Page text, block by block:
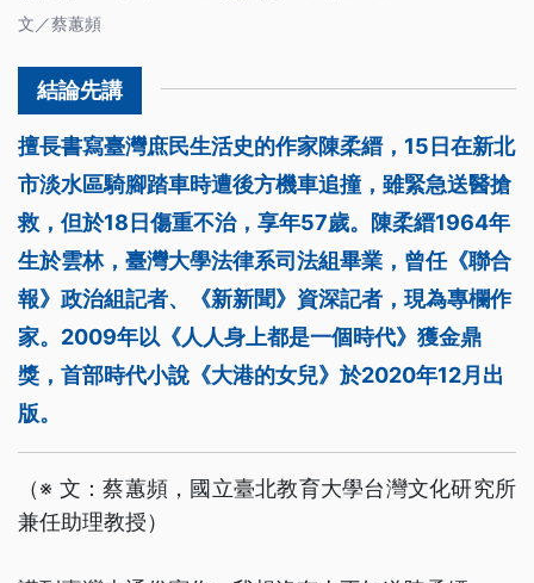
文／蔡蕙頻
擅長書寫臺灣庶民生活史的作家陳柔縉，15日在新北
市淡水區騎腳踏車時遭後方機車追撞，雖緊急送醫搶
救，但於18日傷重不治，享年57歲。陳柔縉1964年
生於雲林，臺灣大學法律系司法組畢業，曾任《聯合
報》政治組記者、《新新聞》資深記者，現為專欄作
家。2009年以《人人身上都是一個時代》獲金鼎
獎，首部時代小說《大港的女兒》於2020年12月出
版。
（※ 文：蔡蕙頻，國立臺北教育大學台灣文化研究所
兼任助理教授）